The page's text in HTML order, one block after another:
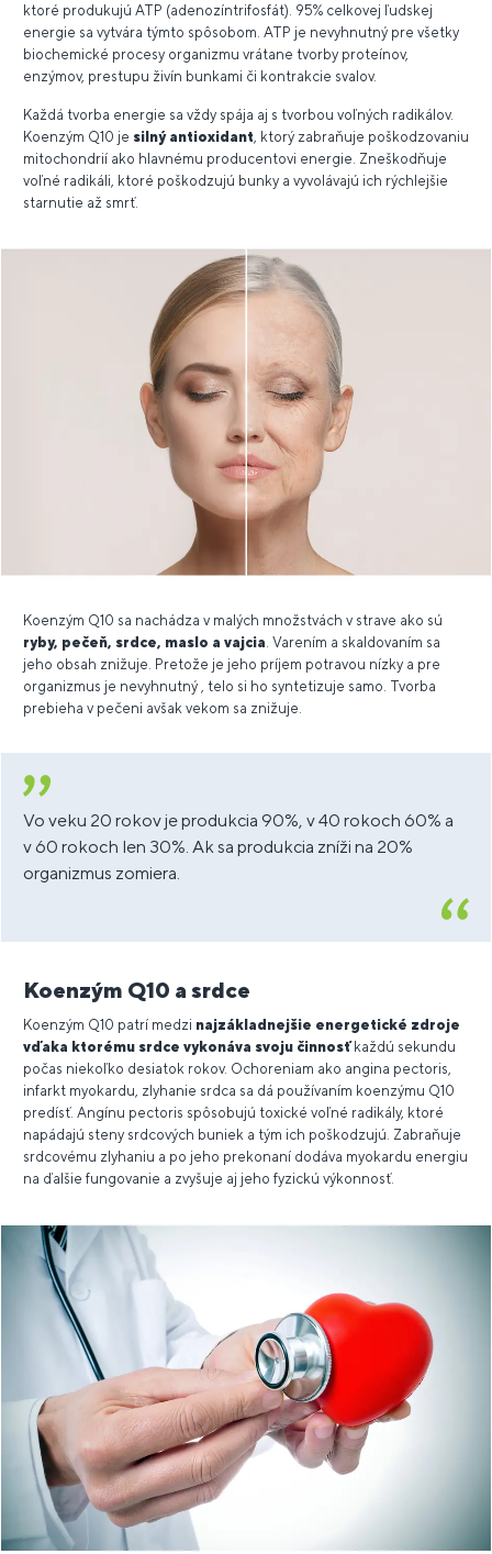
ktoré produkujú ATP (adenozíntrifos­fát). 95% celkovej ľudskej
energie sa vytvára týmto spôsobom. ATP je nevyhnutný pre všetky
biochemické procesy organizmu vrátane tvorby proteínov,
enzýmov, prestupu živín bunkami či kontrakcie svalov.
Každá tvorba energie sa vždy spája aj s tvorbou voľných radikálov.
Koenzým Q10 je silný antioxidant , ktorý zabraňuje poškodzovaniu
mitochondrií ako hlavnému producentovi energie. Zneškodňuje
voľné radikáli, ktoré poškodzujú bunky a vyvolávajú ich rýchlejšie
starnutie až smrť.
Koenzým Q10 sa nachádza v malých množstvách v strave ako sú
ryby, pečeň, srdce, maslo a vajcia . Varením a skaldovaním sa
jeho obsah znižuje. Pretože je jeho príjem potravou nízky a pre
organizmus je nevyhnutný , telo si ho syntetizuje samo. Tvorba
prebieha v pečeni avšak vekom sa znižuje.
Vo veku 20 rokov je produkcia 90%, v 40 rokoch 60% a
v 60 rokoch len 30%. Ak sa produkcia zníži na 20%
organizmus zomiera.
Koenzým Q10 a srdce
Koenzým Q10 patrí medzi najzákladnejšie energetické zdroje
vďaka ktorému srdce vykonáva svoju činnosťkaždú sekundu
počas niekoľko desiatok rokov. Ochoreniam ako angina pectoris,
infarkt myokardu, zlyhanie srdca sa dá používaním koenzýmu Q10
predísť. Angínu pectoris spôsobujú toxické voľné radikály, ktoré
napádajú steny srdcových buniek a tým ich poškodzujú. Zabraňuje
srdcovému zlyhaniu a po jeho prekonaní dodáva myokardu energiu
na ďalšie fungovanie a zvyšuje aj jeho fyzickú výkonnosť.